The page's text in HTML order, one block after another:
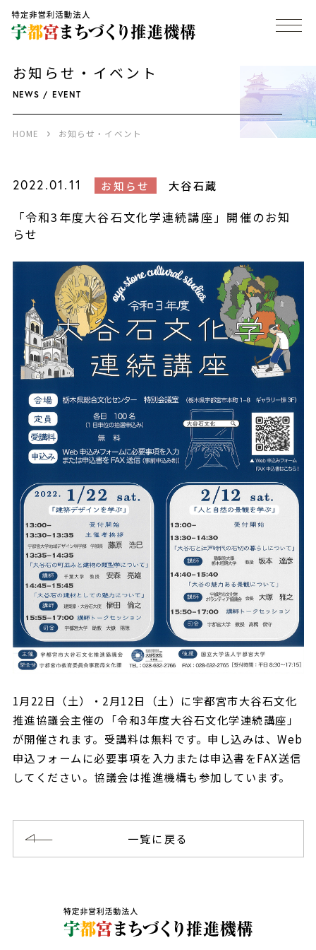
お知らせ・イベント
NEWS / EVENT
HOME お知らせ・イベント
2022.01.11 お知らせ 大谷石蔵
「令和3年度大谷石文化学連続講座」開催のお知
らせ
1月22日（土）・2月12日（土）に宇都宮市大谷石文化
推進協議会主催の「令和3年度大谷石文化学連続講座」
が開催されます。受講料は無料です。申し込みは、Web
申込フォームに必要事項を入力または申込書をFAX送信
してください。協議会は推進機構も参加しています。
一覧に戻る